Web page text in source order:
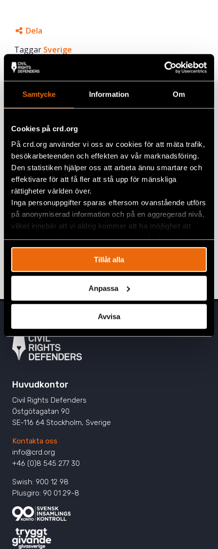
Samtycke Information Om
Cookies på crd.org
På crd.org använder vi oss av cookies för att mäta trafik,
besökarbeteenden och effekten av vår marknadsföring.
Den statistiken hjälper oss att arbeta ännu smartare och
effektivare för att få fler att stå upp för mänskliga
rättigheter världen över.
Inga personuppgifter sparas eftersom ovanstående utförs
på anonymiserad information och på en aggregerad nivå,
vilket innebär att vi aldrig kommer att ha möjlighet att
spåra en specifik besökares beteende på vår webbplats.
Tillåt alla
Anpassa
Avvisa
Dela
Facebook
Mail
Taggar Sverige
Relaterade artiklar
”Jag var fem år gammal när pappa
kom hem och sa att vi måste fly.”
NYHETER,SVERIGE 10 juli 2026
Debatt: Så kan nästa regering
framtidssäkra rättsstaten
NYHETER ,SVERIGE 23 juni 2026
Över 23 000 personer kräver att
vandelskravet stoppas
NYHETER,SVERIGE 12 juni 2026
Huvudkontor
Civil Rights Defenders
Östgötagatan 90
SE-116 64 Stockholm, Sverige
Kontakta oss
info@crd.org
+46 (0)8 545 277 30
Swish: 900 12 98
Plusgiro: 90 01 29-8